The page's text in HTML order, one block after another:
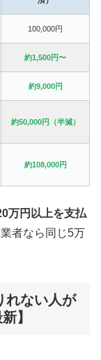
100,000円
約1,500円〜
約9,000円
約50,000円（半減）
約108,000円
万円以上を支払
者なら同じ5万
れない人が
】